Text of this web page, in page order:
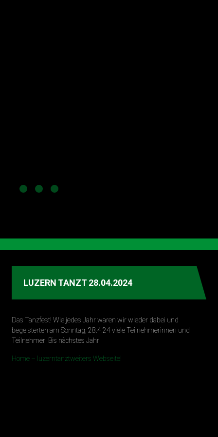
LUZERN TANZT 28.04.2024
Das Tanzfest! Wie jedes Jahr waren wir wieder dabei und
begeisterten am Sonntag, 28.4.24 viele Teilnehmerinnen und
Teilnehmer! Bis nächstes Jahr!
Home – luzerntanztweiters Webseite!